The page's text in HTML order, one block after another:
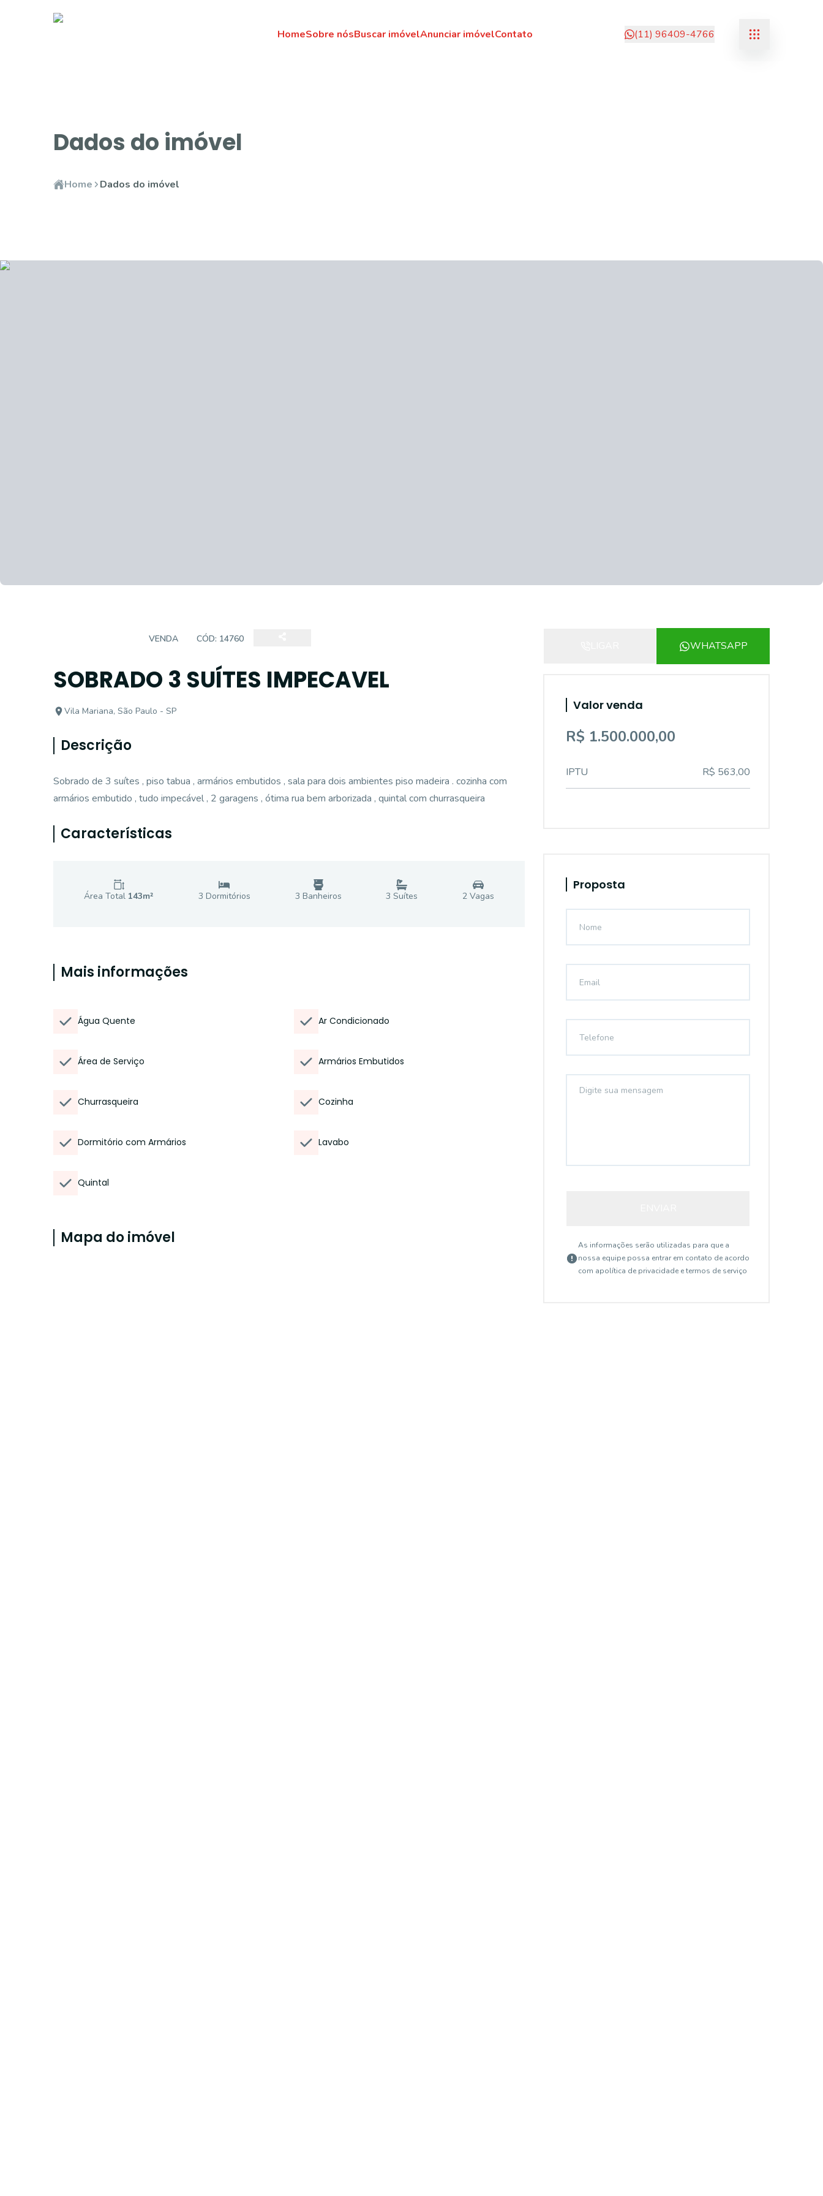
HomeSobre nósBuscar imóvelAnunciar imóvelContato (11) 96409-4766
Dados do imóvel
Home Dados do imóvel
VENDA CÓD: 14760
SOBRADO 3 SUÍTES IMPECAVEL
Vila Mariana, São Paulo - SP
Descrição
Sobrado de 3 suítes , piso tabua , armários embutidos , sala para dois ambientes piso madeira . cozinha com
armários embutido , tudo impecável , 2 garagens , ótima rua bem arborizada , quintal com churrasqueira
Características
Área Total 143m² 3 Dormitórios 3 Banheiros 3 Suítes 2 Vagas
Mais informações
Água Quente Ar Condicionado
Área de Serviço Armários Embutidos
Churrasqueira Cozinha
Dormitório com Armários Lavabo
Quintal
Mapa do imóvel
WHATSAPP
Valor venda
R$ 1.500.000,00
IPTU R$ 563,00
Proposta
As informações serão utilizadas para que a
nossa equipe possa entrar em contato de acordo
com apolítica de privacidade e termos de serviço